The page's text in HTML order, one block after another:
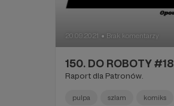
20.09.2021 ● Brak komentarzy
150. DO ROBOTY #18
Raport dla Patronów.
pulpa szlam komiks